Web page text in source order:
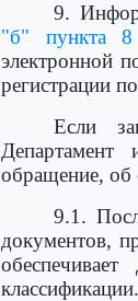
9.
"б" пункта 8
электронной
регистрации
Если
обращение, об
9.1.
документов,
классификации.